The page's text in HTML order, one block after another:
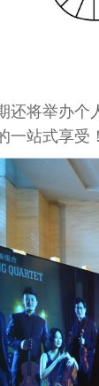
还将举办
一站式享受！